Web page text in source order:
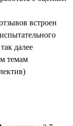
встроен
далее
темам